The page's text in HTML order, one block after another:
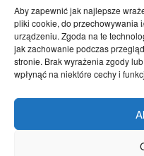
Aby zapewnić jak najlepsze
pliki cookie, do przechowywania
urządzeniu. Zgoda na te
jak zachowanie podczas
stronie. Brak wyrażenia zgody
wpłynąć na niektóre cechy i
Temat dnia
Publicystyka
Polityka
Polska
Społeczeństwo